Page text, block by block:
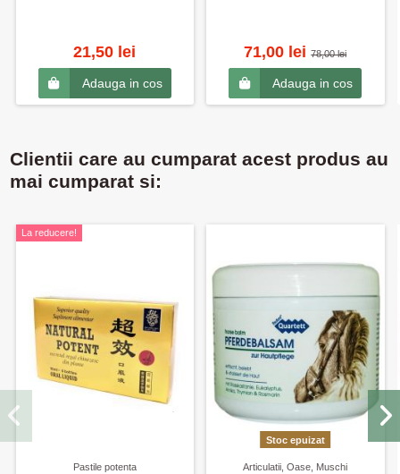
21,50 lei
Adauga in cos
71,00 lei78,00 lei
Adauga in cos
Clientii care au cumparat acest produs au
mai cumparat si:
La reducere!
Pastile potenta
Stoc epuizat
Articulatii, Oase, Muschi